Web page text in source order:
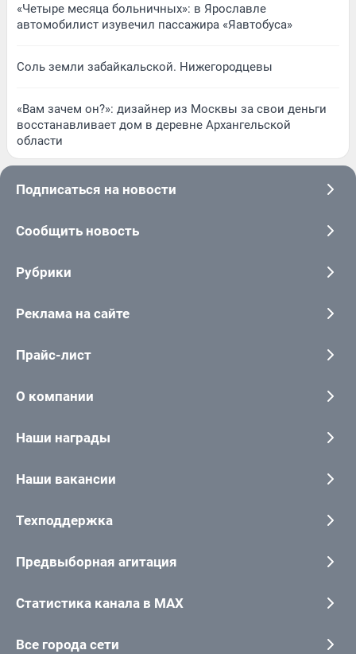
«Четыре месяца больничных»: в Ярославле
автомобилист изувечил пассажира «Яавтобуса»
Соль земли забайкальской. Нижегородцевы
«Вам зачем он?»: дизайнер из Москвы за свои деньги
восстанавливает дом в деревне Архангельской
области
Подписаться на новости
Сообщить новость
Рубрики
Реклама на сайте
Прайс-лист
О компании
Наши награды
Наши вакансии
Техподдержка
Предвыборная агитация
Статистика канала в MAX
Все города сети